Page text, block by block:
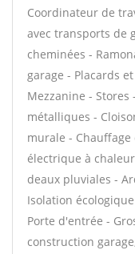
Coordinateur de
avec transports de
cheminées -
garage - Placards
Mezzanine -
métalliques -
murale -
électrique à
deaux pluviales -
Isolation
Porte d'entrée -
construction